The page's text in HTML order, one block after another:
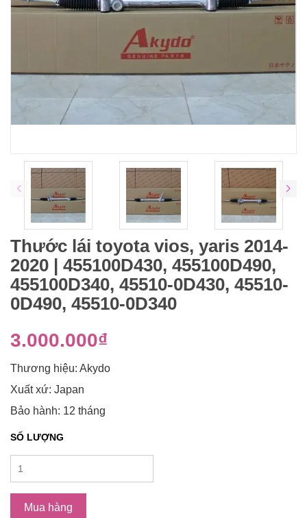
Thước lái toyota vios, yaris 2014-
2020 | 455100D430, 455100D490,
455100D340, 45510-0D430, 45510-
0D490, 45510-0D340
3.000.000₫
Thương hiệu: Akydo
Xuất xứ: Japan
Bảo hành: 12 tháng
SỐ LƯỢNG
Mua hàng